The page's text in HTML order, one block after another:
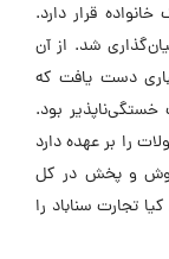
قرار دارد.
شرکت عضو این گروه در سال ۱۳۳۸ بنیان‌گذاری شد. از آن
دست یافت که
بود.
را بر عهده دارد
و پخش در کل
تجارت سناباد را